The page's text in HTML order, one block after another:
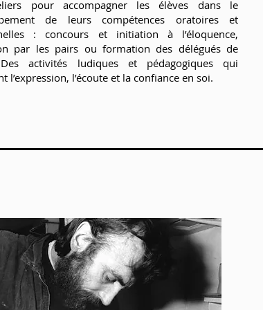
pour accompagner les élèves dans le
de leurs compétences oratoires et
: concours et initiation à l’éloquence,
par les pairs ou formation des délégués de
activités ludiques et pédagogiques qui
l’expression, l’écoute et la confiance en soi.